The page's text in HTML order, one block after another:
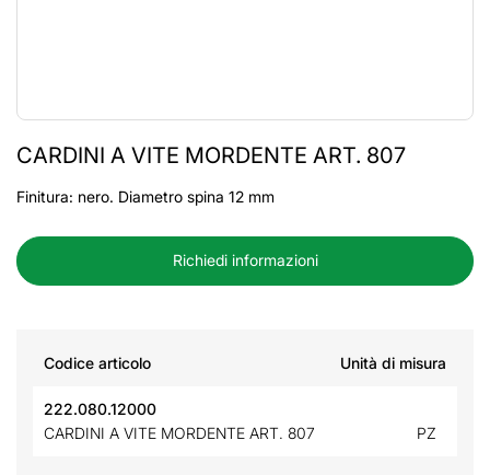
CARDINI A VITE MORDENTE ART. 807
Finitura: nero. Diametro spina 12 mm
Richiedi informazioni
Codice articolo Unità di misura
222.080.12000
CARDINI A VITE MORDENTE ART. 807
PZ